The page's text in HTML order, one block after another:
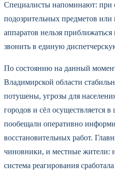
Специалисты напоминают: при
подозрительных предметов
аппаратов нельзя
звонить в единую
По состоянию на данный
Владимирской области
потушены, угрозы для
городов и сёл осуществляется
пообещали оперативно
восстановительных работ.
чиновники, и местные жители:
система реагирования сработала